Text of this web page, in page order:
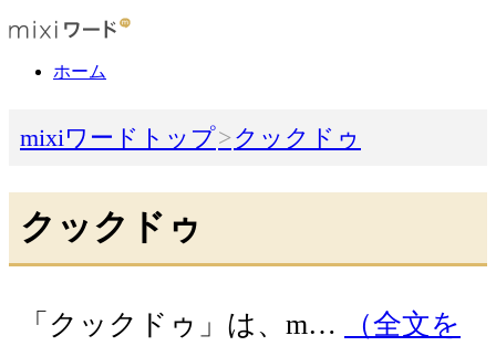
ホーム
mixiワードトップ クックドゥ
クックドゥ
「クックドゥ」は、m…
（全文を